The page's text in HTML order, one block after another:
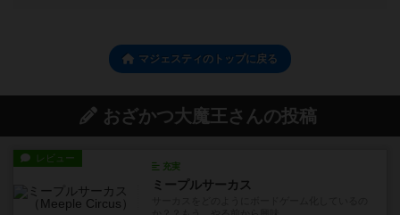
マジェスティのトップに戻る
おざかつ大魔王さんの投稿
レビュー
充実
ミープルサーカス